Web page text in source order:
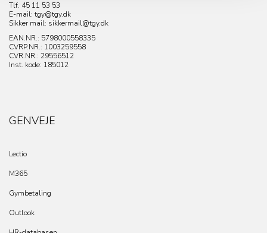
Tlf. 45 11 53 53
E-mail: tgy@tgy.dk
Sikker mail: sikkermail@tgy.dk
EAN.NR.: 5798000558335
CVRP.NR.: 1003259558
CVR.NR.: 29556512
Inst. kode: 185012
GENVEJE
Lectio
M365
Gymbetaling
Outlook